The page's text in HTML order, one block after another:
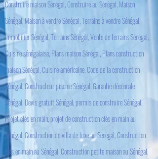
Construire maison Sénégal, Construire au Sénégal, Maison
Sénégal, Maison à vendre Sénégal, Terrains à vendre Sénégal,
Immobilier Sénégal, Terrains Sénégal, Vente de terrains Sénégal,
Cuisine sénégalaise, Plans maison Sénégal, Plans construction
maison Sénégal, Cuisine américaine, Code de la construction
Sénégal, Constructeur piscine Sénégal, Garantie décennale
Sénégal, Devis gratuit Sénégal, permis de construire Sénégal,
Projet clés en main, projet de construction clés en main au
Sénégal, Construction de villa de luxe au Sénégal, Construction
clés en main au Sénégal, Construction petite maison au Sénégal,